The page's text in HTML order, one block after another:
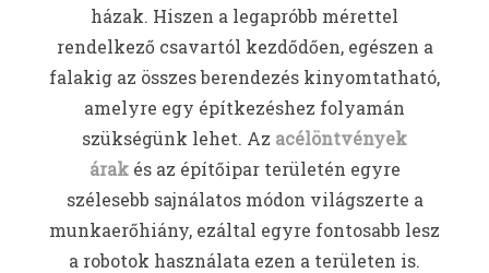
házak. Hiszen a legapróbb mérettel
rendelkező csavartól kezdődően, egészen a
falakig az összes berendezés kinyomtatható,
amelyre egy építkezéshez folyamán
szükségünk lehet. Az acélöntvények
árak és az építőipar területén egyre
szélesebb sajnálatos módon világszerte a
munkaerőhiány, ezáltal egyre fontosabb lesz
a robotok használata ezen a területen is.